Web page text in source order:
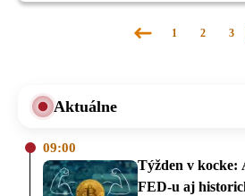
Predchádzajúca
1 2 3
Aktuálne
09:00
Týžden v kocke:
FED-u aj